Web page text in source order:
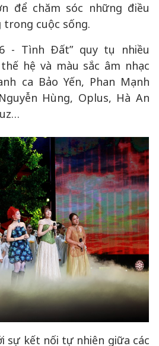
để chăm sóc những điều
cuộc sống.
- Tình Đất” quy tụ nhiều
hệ và màu sắc âm nhạc
ca Bảo Yến, Phan Mạnh
Hùng, Oplus, Hà An
sự kết nối tự nhiên giữa các